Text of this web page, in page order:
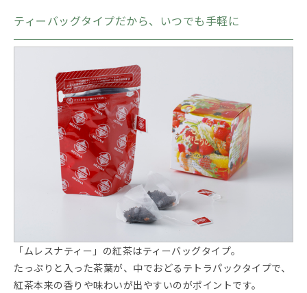
ティーバッグタイプだから、いつでも手軽に
「ムレスナティー」の紅茶はティーバッグタイプ。
たっぷりと入った茶葉が、中でおどるテトラパックタイプで、
紅茶本来の香りや味わいが出やすいのがポイントです。